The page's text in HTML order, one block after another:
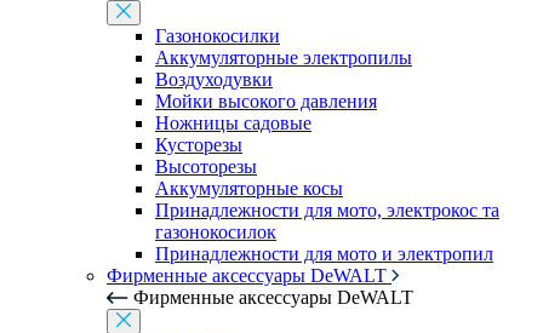
Газонокосилки
Аккумуляторные электропилы
Воздуходувки
Мойки высокого давления
Ножницы садовые
Кусторезы
Высоторезы
Аккумуляторные косы
Принадлежности для мото, электрокос та
газонокосилок
Принадлежности для мото и электропил
Фирменные аксессуары DeWALT
Фирменные аксессуары DeWALT